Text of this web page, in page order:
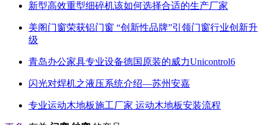
新型高效重型细碎机该如何选择合适的生产厂家
美阁门窗荣获铝门窗 “创新性品牌”引领门窗行业创新升
级
青岛办公家具专业设备德国原装的威力Unicontrol6
闪光对焊机之液压系统介绍—苏州安嘉
专业运动木地板施工厂家 运动木地板安装流程